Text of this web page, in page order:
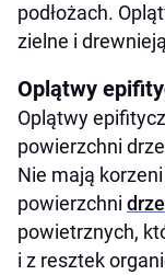
podłożach.
zielne i
Oplątwy
Oplątwy
powierzchni
Nie mają
powierzchni
powietrznych,
i z resztek